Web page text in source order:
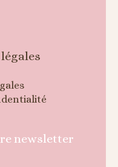
newsletter